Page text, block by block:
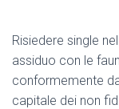
Risiedere single
assiduo con le
conformemente
capitale dei non